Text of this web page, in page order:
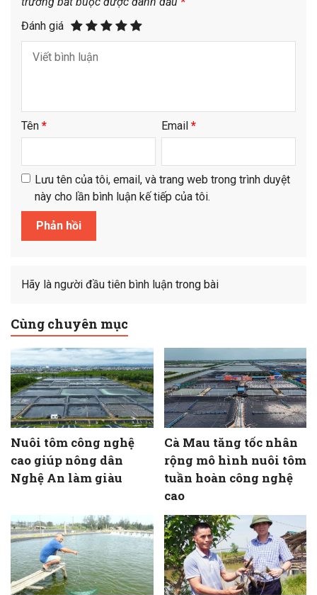
Đánh giá
Tên * Email *
Lưu tên của tôi, email, và trang web trong trình duyệt
này cho lần bình luận kế tiếp của tôi.
Hãy là người đầu tiên bình luận trong bài
Cùng chuyên mục
Nuôi tôm công nghệ
cao giúp nông dân
Nghệ An làm giàu
Cà Mau tăng tốc nhân
rộng mô hình nuôi tôm
tuần hoàn công nghệ
cao